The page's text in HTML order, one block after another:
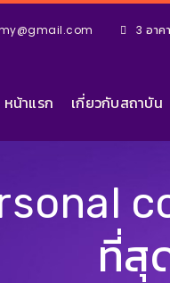
3 อาค
หน้าแรก เกี่ยวกับสถาบัน
ที่สุ